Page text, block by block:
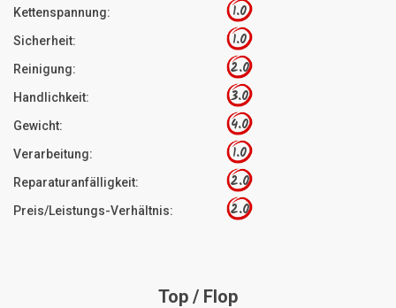
Kettenspannung: 1.0
Sicherheit: 1.0
Reinigung: 2.0
Handlichkeit: 3.0
Gewicht: 4.0
Verarbeitung: 1.0
Reparaturanfälligkeit: 2.0
Preis/Leistungs-Verhältnis: 2.0
Top / Flop